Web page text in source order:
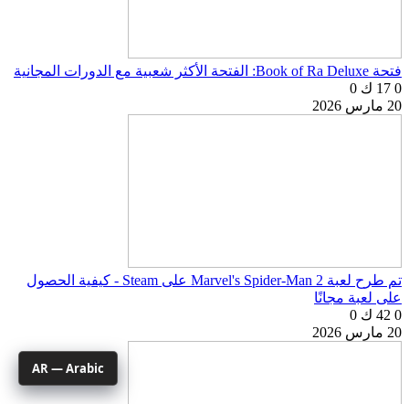
فتحة Book of Ra Deluxe: الفتحة الأكثر شعبية مع الدورات المجانية
0 17 ك
0
20 مارس 2026
تم طرح لعبة Marvel's Spider-Man 2 على Steam - كيفية الحصول
على لعبة مجانًا
0 42 ك
0
20 مارس 2026
AR — Arabic